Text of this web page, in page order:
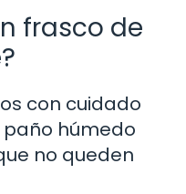
frasco de
con cuidado
húmedo
no queden